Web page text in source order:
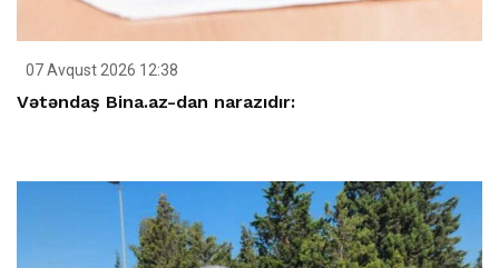
07 Avqust 2026 12:38
Vətəndaş Bina.az-dan narazıdır: